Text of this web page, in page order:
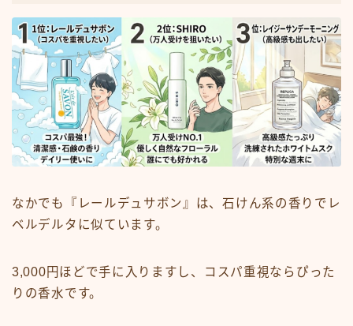
なかでも『レールデュサボン』は、石けん系の香りでレ
ベルデルタに似ています。
3,000円ほどで手に入りますし、コスパ重視ならぴった
りの香水です。